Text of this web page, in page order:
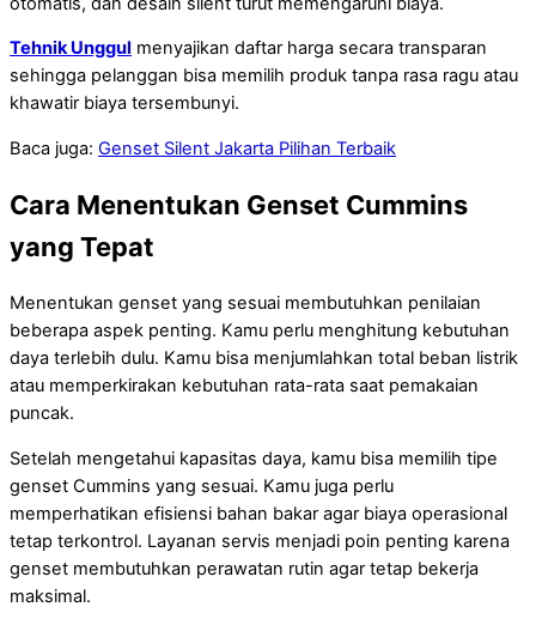
Tehnik Unggul menyajikan daftar harga secara transparan
sehingga pelanggan bisa memilih produk tanpa rasa ragu atau
khawatir biaya tersembunyi.
Baca juga: Genset Silent Jakarta Pilihan Terbaik
Cara Menentukan Genset Cummins
yang Tepat
Menentukan genset yang sesuai membutuhkan penilaian
beberapa aspek penting. Kamu perlu menghitung kebutuhan
daya terlebih dulu. Kamu bisa menjumlahkan total beban listrik
atau memperkirakan kebutuhan rata-rata saat pemakaian
puncak.
Setelah mengetahui kapasitas daya, kamu bisa memilih tipe
genset Cummins yang sesuai. Kamu juga perlu
memperhatikan efisiensi bahan bakar agar biaya operasional
tetap terkontrol. Layanan servis menjadi poin penting karena
genset membutuhkan perawatan rutin agar tetap bekerja
maksimal.